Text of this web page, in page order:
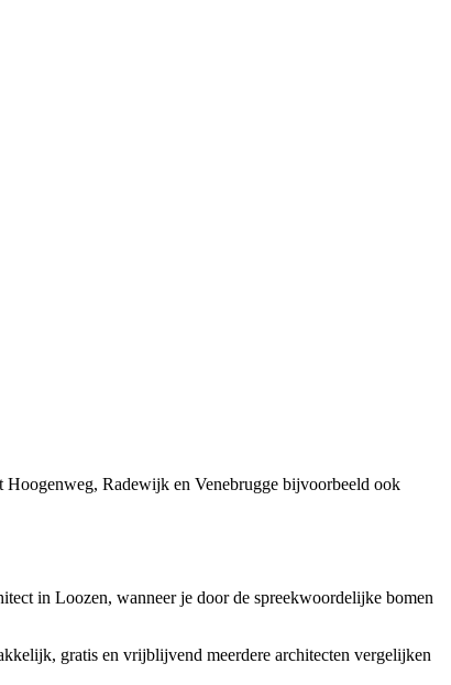
Radewijk en Venebrugge bijvoorbeeld ook
in Loozen, wanneer je door de spreekwoordelijke bomen
gratis en vrijblijvend meerdere architecten vergelijken